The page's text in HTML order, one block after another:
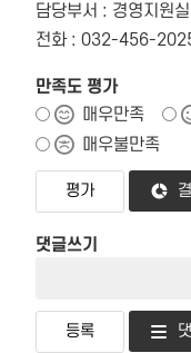
담당부서 : 경영지원실
전화 : 032-456-
만족도 평가
매우만족
매우불만족
댓글쓰기